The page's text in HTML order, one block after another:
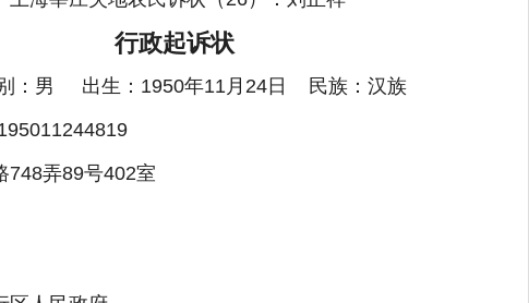
行政起诉状
别：男 出生：1950年11月24日 民族：汉族
748弄89号402室